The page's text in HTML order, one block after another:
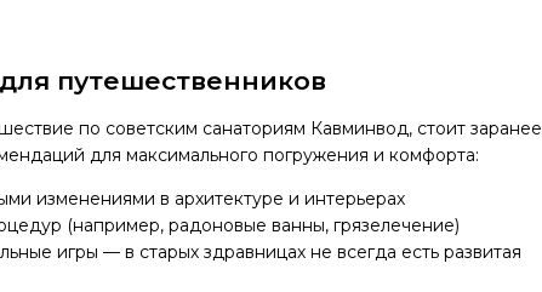
путешественников
по советским санаториям Кавминвод, стоит заранее
для максимального погружения и комфорта:
изменениями в архитектуре и интерьерах
(например, радоновые ванны, грязелечение)
игры — в старых здравницах не всегда есть развитая